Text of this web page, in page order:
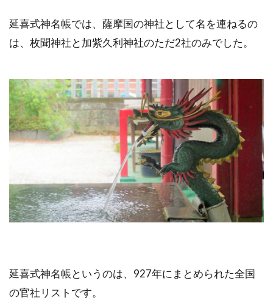
延喜式神名帳では、薩摩国の神社として名を連ねるの
は、枚聞神社と加紫久利神社のただ2社のみでした。
延喜式神名帳というのは、927年にまとめられた全国
の官社リストです。